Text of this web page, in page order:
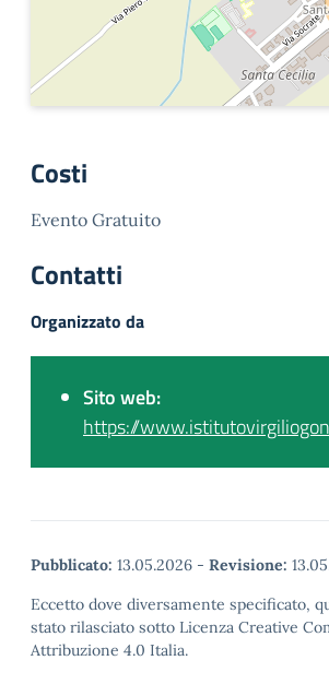
Costi
Evento Gratuito
Contatti
Organizzato da
Sito web:
https://
Pubblicato: 13.05.2026 - Revisione:
Eccetto dove diversamente specificato,
stato rilasciato sotto Licenza Creative
Attribuzione 4.0 Italia.